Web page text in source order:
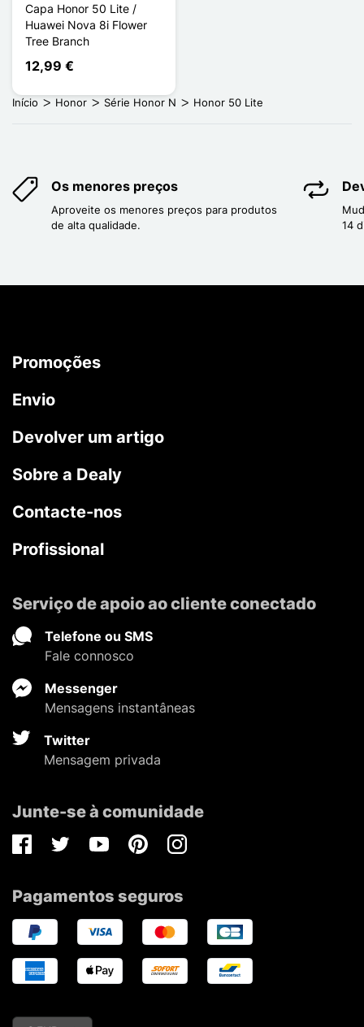
Capa Honor 50 Lite /
Huawei Nova 8i Flower
Tree Branch
12,99 €
Início Honor Série Honor N Honor 50 Lite
Os menores preços
Aproveite os menores preços para produtos
de alta qualidade.
14
Promoções
Envio
Devolver um artigo
Sobre a Dealy
Contacte-nos
Profissional
Serviço de apoio ao cliente conectado
Telefone ou SMS
Fale connosco
Messenger
Mensagens instantâneas
Twitter
Mensagem privada
Junte-se à comunidade
FacebookTwitterYoutubePinterestInstagram
Pagamentos seguros